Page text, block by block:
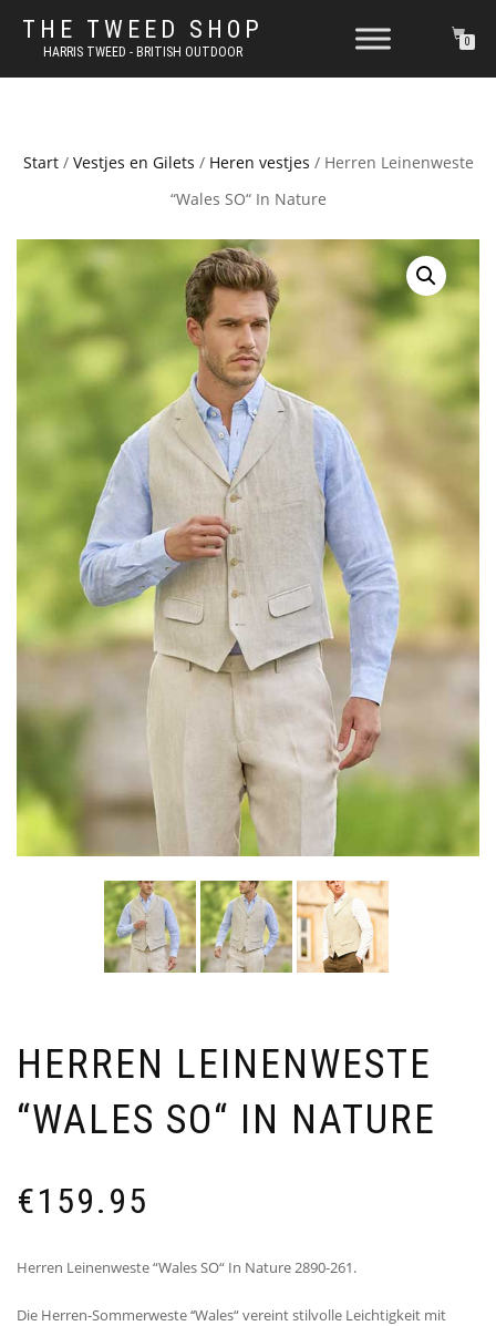
THE TWEED SHOP
HARRIS TWEED - BRITISH OUTDOOR
0
Start/ Vestjes en Gilets / Heren vestjes / Herren Leinenweste
“Wales SO“ In Nature
HERREN LEINENWESTE
“WALES SO“ IN NATURE
€159.95
Herren Leinenweste “Wales SO“ In Nature 2890-261.
Die Herren-Sommerweste ‘‘Wales“ vereint stilvolle Leichtigkeit mit